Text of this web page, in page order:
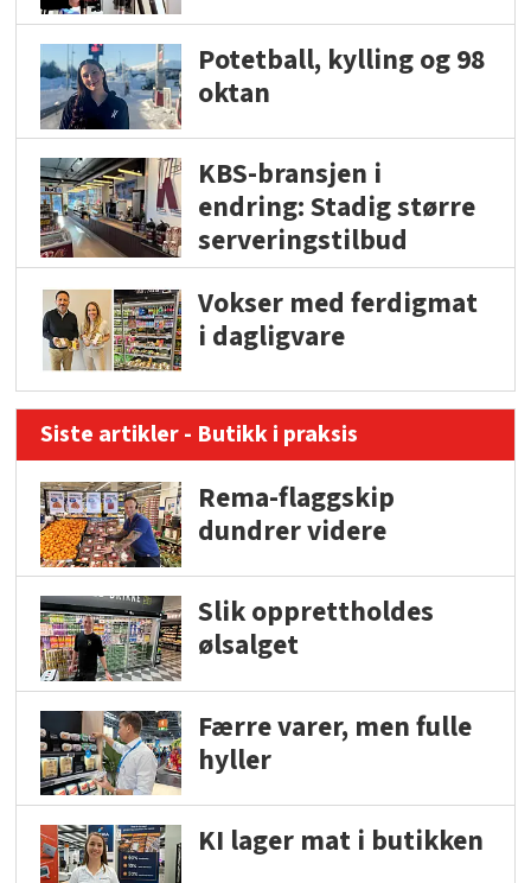
Potetball, kylling og 98
oktan
KBS-bransjen i
endring: Stadig større
serveringstilbud
Vokser med ferdigmat
i dagligvare
Siste artikler - Butikk i praksis
Rema-flaggskip
dundrer videre
Slik opprettholdes
ølsalget
Færre varer, men fulle
hyller
KI lager mat i butikken